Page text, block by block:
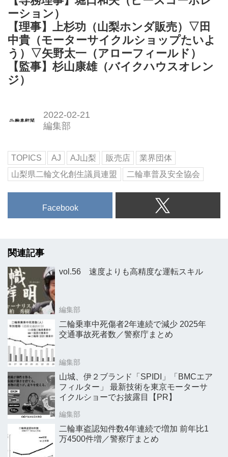
ーション）
【理事】上杉功（山梨ホンダ販売）▽田
中貴（モーターサイクルショップたいよ
う）▽矢野太一（アローフィールド）
【監事】杉山康雄（バイクハウスオレン
ジ）
2022-02-21
編集部
TOPICS AJ AJ山梨 販売店
業界団体
山梨県二輪文化創生議員連盟
二輪車普及安全協会
Facebook
関連記事
vol.56 速度よりも高精度な運転スキル
編集部
二輪乗車中死傷者2年連続で減少 2025年
交通事故死者数／警察庁まとめ
編集部
山城、伊２ブランド「SPIDI」「BMCエア
フィルター」 最新技術を東京モーターサ
イクルショーでお披露目【PR】
編集部
二輪車盗認知件数4年連続で増加 前年比1
万4500件増／警察庁まとめ